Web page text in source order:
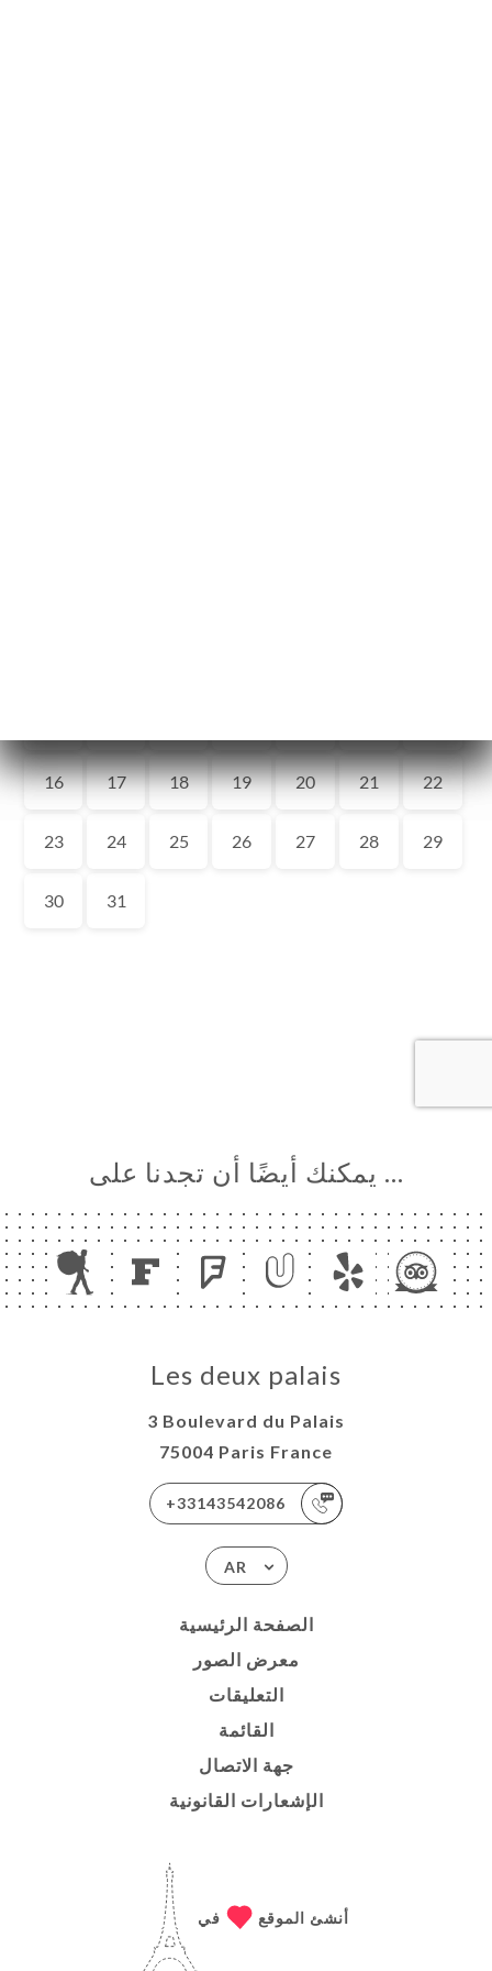
… يمكنك أيضًا أن تجدنا على
Les deux palais
3 Boulevard du Palais
75004 Paris France
+33143542086
AR
الصفحة الرئيسية
معرض الصور
التعليقات
القائمة
جهة الاتصال
الإشعارات القانونية
أنشئ الموقع في